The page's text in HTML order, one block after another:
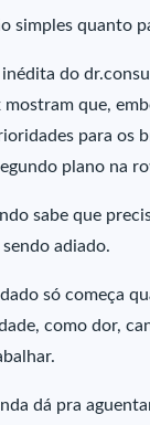
simples quanto
inédita do
que,
para os
plano na
sabe que
adiado.
só começa
como dor,
dá pra